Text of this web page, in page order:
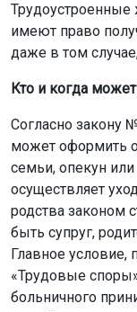
Трудоустроенные
имеют право
даже в том
Кто и когда
Согласно закону
может оформить
семьи, опекун
осуществляет
родства законом
быть супруг,
Главное условие,
«Трудовые
больничного